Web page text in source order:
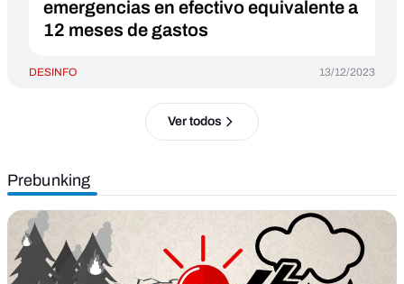
emergencias en efectivo equivalente a
12 meses de gastos
DESINFO 13/12/2023
Ver todos
Prebunking